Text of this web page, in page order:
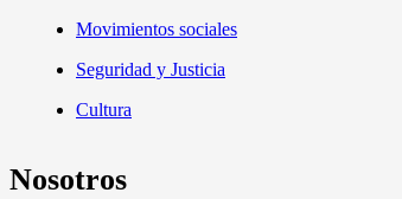
Movimientos sociales
Seguridad y Justicia
Cultura
Nosotros